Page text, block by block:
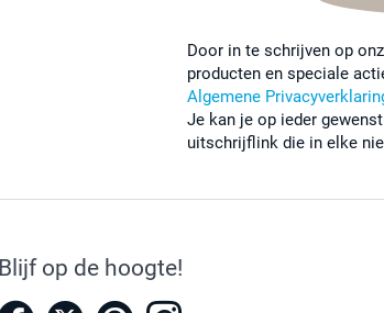
Door in te schrijven op
producten en speciale
Algemene
Je kan je op ieder
uitschrijflink die in elke
Blijf op de hoogte!